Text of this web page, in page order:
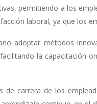
permitiendo a los
laboral, ya que los
adoptar métodos
la capacitación
carrera de los